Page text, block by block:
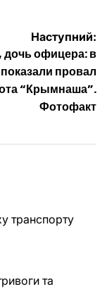
Наступний:
дочь офицера: в
провал
“Крымнаша”.
Фотофакт
транспорту
та